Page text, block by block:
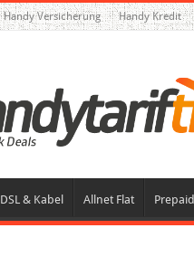
Handy Versicherung Handy Kredit
DSL & Kabel Allnet Flat Prepaid